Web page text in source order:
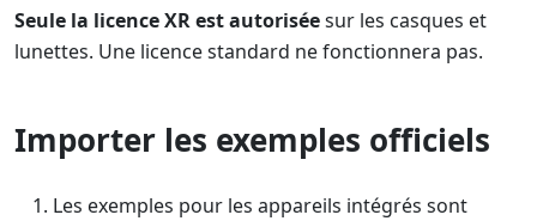
Seule la licence XR est autoriséesur les casques et
lunettes. Une licence standard ne fonctionnera pas.
Importer les exemples officiels
Les exemples pour les appareils intégrés sont